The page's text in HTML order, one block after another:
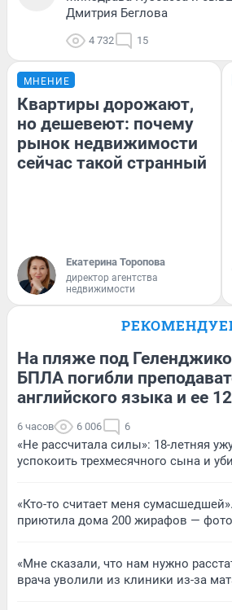
Дмитрия Беглова
4 732 15
МНЕНИЕ
Квартиры дорожают,
но дешевеют: почему
рынок недвижимости
сейчас такой странный
Екатерина Торопова
директор агентства
недвижимости
На пляже под
БПЛА погибли
английского языка и ее
6 часов 6 006 6
«Не рассчитала силы»: 18-летняя
успокоить трехмесячного сына и
«Кто-то считает меня
приютила дома 200 жирафов —
«Мне сказали, что нам нужно
врача уволили из клиники из-за